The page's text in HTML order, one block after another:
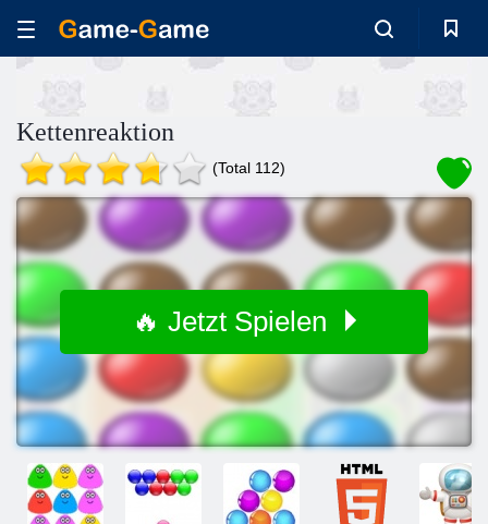
Kettenreaktion
(Total 112)
🔥 Jetzt Spielen